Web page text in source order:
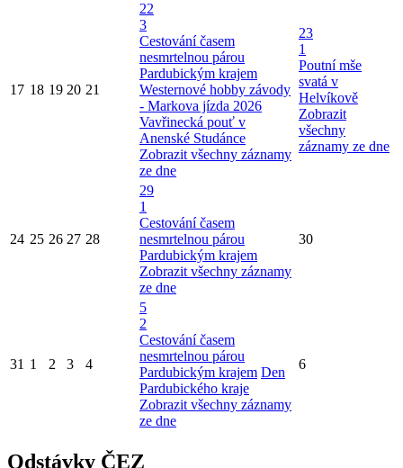
17 18 19 20 21
22
3
Cestování časem
nesmrtelnou párou
Pardubickým krajem
Westernové hobby závody
- Markova jízda 2026
Vavřinecká pouť v
Anenské Studánce
Zobrazit všechny záznamy
ze dne
23
1
Poutní mše
svatá v
Helvíkově
Zobrazit
všechny
záznamy ze dne
24 25 26 27 28
29
1
Cestování časem
nesmrtelnou párou
Pardubickým krajem
Zobrazit všechny záznamy
ze dne
30
31 1 2 3 4
5
2
Cestování časem
nesmrtelnou párou
Pardubickým krajem Den
Pardubického kraje
Zobrazit všechny záznamy
ze dne
6
Odstávky ČEZ